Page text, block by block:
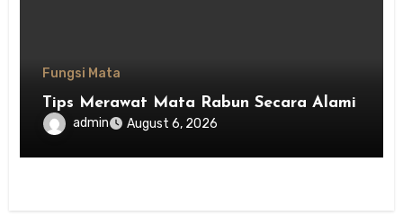
Fungsi Mata
Tips Merawat Mata Rabun Secara Alami
admin August 6, 2026